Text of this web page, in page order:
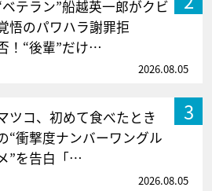
ベテラン”船越英一郎がクビ
悟のパワハラ謝罪拒
！“後輩”だけ…
2026.08.05
3
ツコ、初めて食べたとき
“衝撃度ナンバーワングル
”を告白「…
2026.08.05